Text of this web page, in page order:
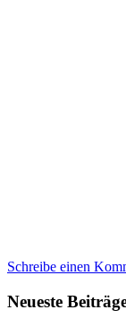
Schreibe einen
Neueste